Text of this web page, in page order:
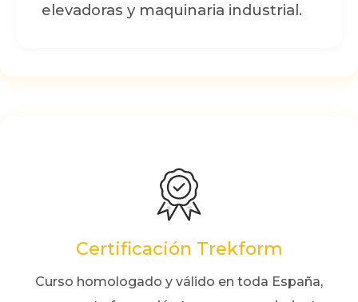
elevadoras y maquinaria industrial.
Certificación Trekform
Curso homologado y válido en toda España,